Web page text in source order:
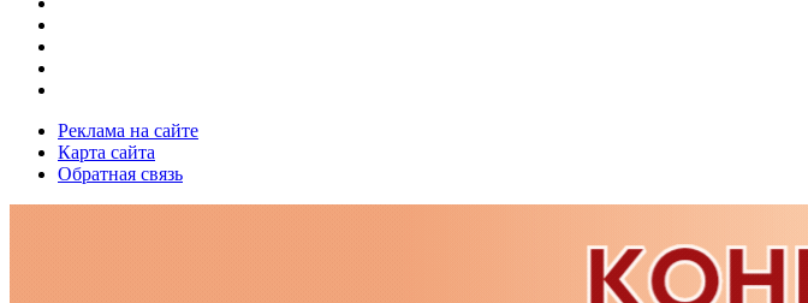
Реклама на сайте
Карта сайта
Обратная связь